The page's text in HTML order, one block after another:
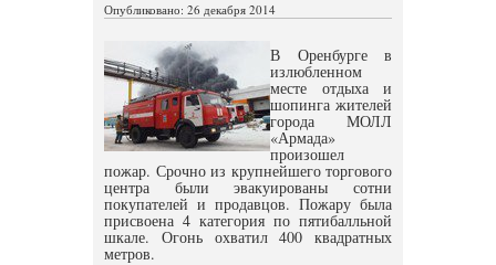
Опубликовано: 26 декабря 2014
В Оренбурге в
излюбленном
месте отдыха и
шопинга жителей
города МОЛЛ
«Армада»
произошел
пожар. Срочно из крупнейшего торгового
центра были эвакуированы сотни
покупателей и продавцов. Пожару была
присвоена 4 категория по пятибалльной
шкале. Огонь охватил 400 квадратных
метров.